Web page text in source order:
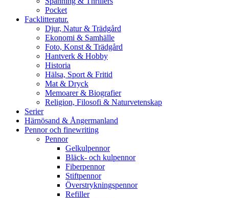
Pocket
Facklitteratur.
Djur, Natur & Trädgård
Ekonomi & Samhälle
Foto, Konst & Trädgård
Hantverk & Hobby
Historia
Hälsa, Sport & Fritid
Mat & Dryck
Memoarer & Biografier
Religion, Filosofi & Naturvetenskap
Serier
Härnösand & Ångermanland
Pennor och finewriting
Pennor
Gelkulpennor
Bläck- och kulpennor
Fiberpennor
Stiftpennor
Överstrykningspennor
Refiller